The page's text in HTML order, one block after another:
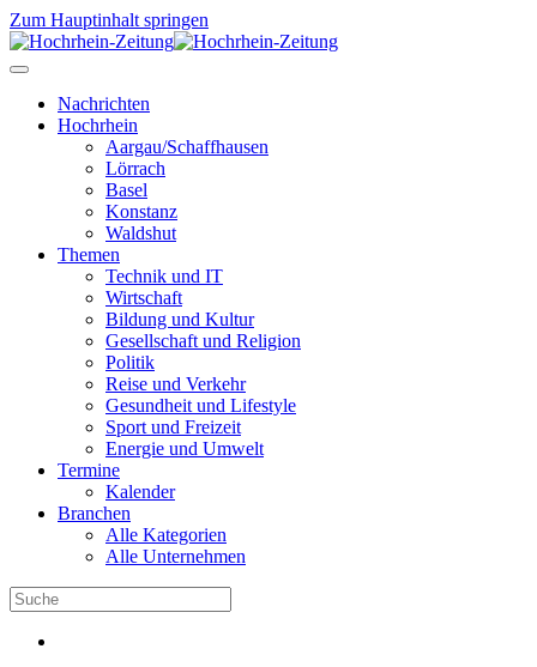
Zum Hauptinhalt springen
Nachrichten
Hochrhein
Aargau/Schaffhausen
Lörrach
Basel
Konstanz
Waldshut
Themen
Technik und IT
Wirtschaft
Bildung und Kultur
Gesellschaft und Religion
Politik
Reise und Verkehr
Gesundheit und Lifestyle
Sport und Freizeit
Energie und Umwelt
Termine
Kalender
Branchen
Alle Kategorien
Alle Unternehmen